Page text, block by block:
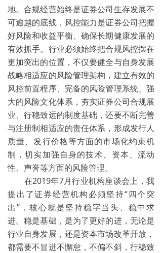
地。合规经营始终是证券公司生存发展不
可逾越的底线，风控能力是证券公司把握
好风险和收益平衡、确保长期健康发展的
有效抓手。行业必须始终把合规风控摆在
更加突出的位置，不仅要健全与自身发展
战略相适应的风险管理架构，建立有效的
风控前置程序、完备的风险管理系统、强
大的风险文化体系，夯实证券公司合规展
业、行稳致远的制度基础，还要不断完善
与注册制相适应的责任体系，形成发行人
质量、发行价格等方面的市场化约束机
制，切实加强自身的技术、资本、流动
性、声誉等方面的风险管理。
在2019年7月行业机构座谈会上，我
提出了证券经营机构必须坚持“四个突
出”，核心就是坚持稳字当头、稳中求
进。稳是基础，是为了更好的进，无论是
行业自身发展，还是资本市场改革开放，
都需要不冒进不懈怠，不偏不斜，行稳致